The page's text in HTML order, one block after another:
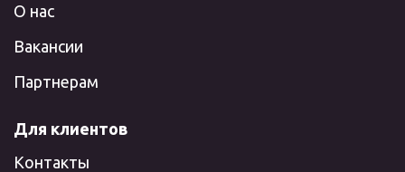
О нас
Вакансии
Партнерам
Для клиентов
Контакты